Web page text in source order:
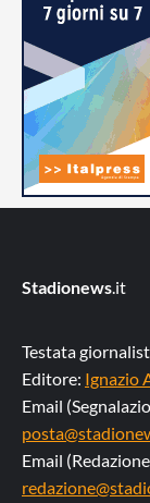
Stadionews.it
Testata
Editore: Ignazio
Email
Email